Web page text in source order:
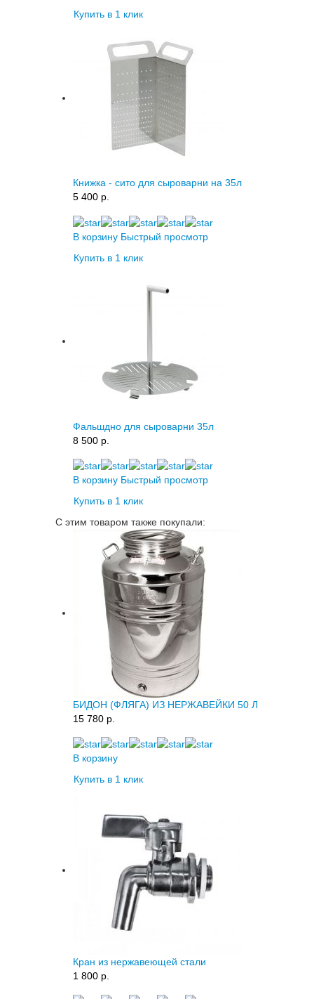
Купить в 1 клик
Книжка - сито для сыроварни на 35л
5 400 p.
В корзину Быстрый просмотр
Купить в 1 клик
Фальшдно для сыроварни 35л
8 500 p.
В корзину Быстрый просмотр
Купить в 1 клик
С этим товаром также покупали:
БИДОН (ФЛЯГА) ИЗ НЕРЖАВЕЙКИ 50 Л
15 780 p.
В корзину
Купить в 1 клик
Кран из нержавеющей стали
1 800 p.